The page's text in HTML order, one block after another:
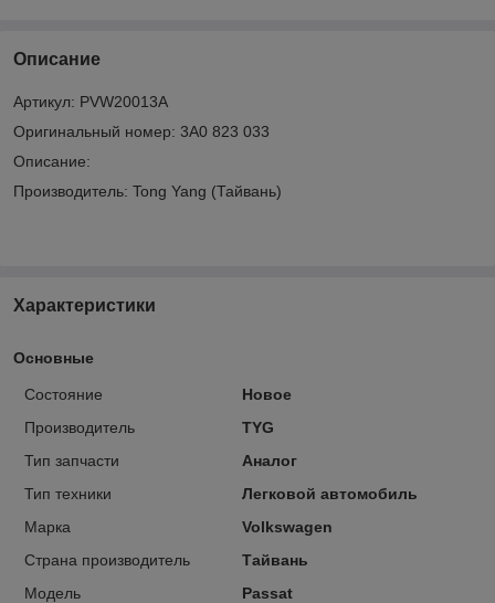
Описание
Артикул: PVW20013A
Оригинальный номер: 3A0 823 033
Описание:
Производитель: Tong Yang (Тайвань)
Характеристики
Основные
Состояние
Новое
Производитель
TYG
Тип запчасти
Аналог
Тип техники
Легковой автомобиль
Марка
Volkswagen
Страна производитель
Тайвань
Модель
Passat